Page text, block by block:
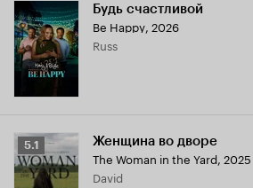
Будь счастливой
Be Happy, 2026
Russ
Рейтинг
Кинопоиска
5.1
5.1 Женщина во дворе
The Woman in the Yard, 2025
David